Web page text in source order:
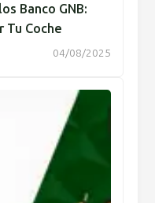
Banco GNB:
Tu Coche
04/08/2025